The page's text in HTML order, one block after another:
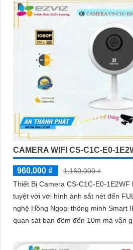
CAMERA WIFI CS-C1C-E0-
960,000 ₫
1,160,000 ₫
Thiết Bị Camera CS-C1C-E0-
tuyệt vời với hình ảnh sắt nét đến FULL HD
nghệ Hồng Ngoại thông minh Smart
quan sát ban đêm đến 10m mà vẫn